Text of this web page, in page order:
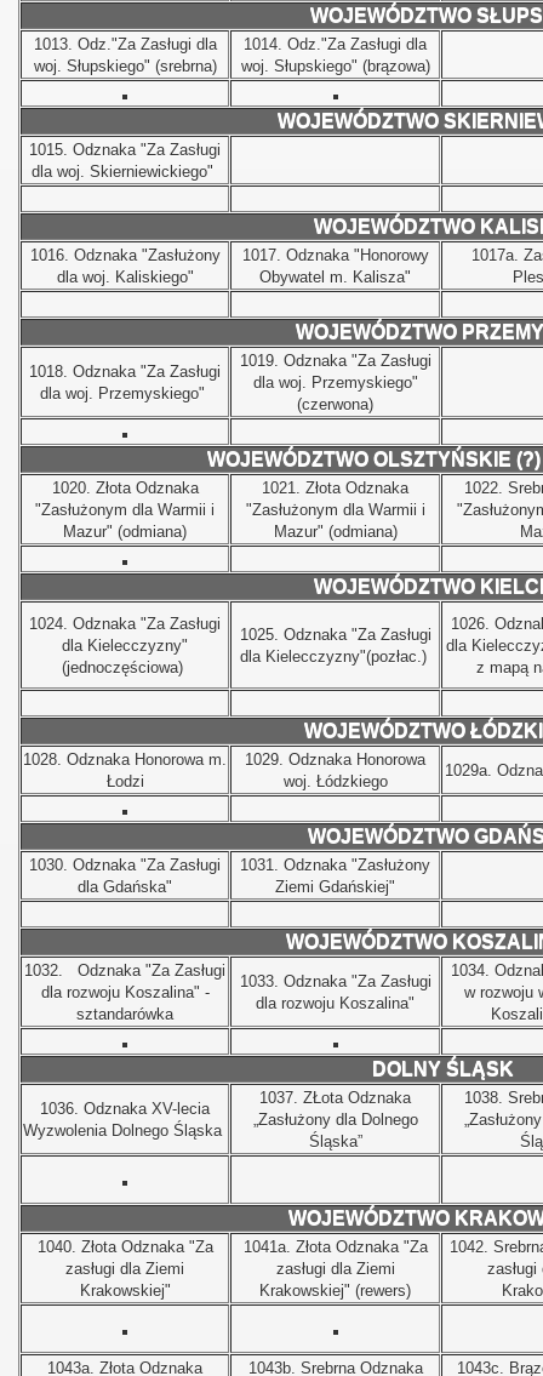
WOJEWÓDZTWO
1013. Odz."Za Zasługi dla
woj. Słupskiego" (srebrna)
1014. Odz."Za Zasługi dla
woj. Słupskiego" (brązowa)
WOJEWÓDZTWO
1015. Odznaka "Za Zasługi
dla woj. Skierniewickiego"
WOJEWÓDZTWO
1016. Odznaka "Zasłużony
dla woj. Kaliskiego"
1017. Odznaka "Honorowy
Obywatel m. Kalisza"
1017a.
WOJEWÓDZTWO
1018. Odznaka "Za Zasługi
dla woj. Przemyskiego"
1019. Odznaka "Za Zasługi
dla woj. Przemyskiego"
(czerwona)
WOJEWÓDZTWO OLSZTYŃSKIE
1020. Złota Odznaka
"Zasłużonym dla Warmii i
Mazur" (odmiana)
1021. Złota Odznaka
"Zasłużonym dla Warmii i
Mazur" (odmiana)
1022.
WOJEWÓDZTWO
1024. Odznaka "Za Zasługi
dla Kielecczyzny"
(jednoczęściowa)
1025. Odznaka "Za Zasługi
dla Kielecczyzny"(pozłac.)
1026.
dla
z mapą
WOJEWÓDZTWO
1028. Odznaka Honorowa m.
Łodzi
1029. Odznaka Honorowa
woj. Łódzkiego
1029a.
WOJEWÓDZTWO
1030. Odznaka "Za Zasługi
dla Gdańska"
1031. Odznaka "Zasłużony
Ziemi Gdańskiej"
WOJEWÓDZTWO
1032.
Odznaka "Za Zasługi
dla rozwoju Koszalina" -
sztandarówka
1033. Odznaka "Za Zasługi
dla rozwoju Koszalina"
1034.
w rozwoju
DOLNY ŚLĄSK
1036. Odznaka XV-lecia
Wyzwolenia Dolnego Śląska
1037. ZŁota Odznaka
„Zasłużony dla Dolnego
Śląska”
1038.
WOJEWÓDZTWO
1040. Złota Odznaka "Za
zasługi dla Ziemi
Krakowskiej"
1041a. Złota Odznaka "Za
zasługi dla Ziemi
Krakowskiej" (rewers)
1042.
1043a. Złota Odznaka
1043b. Srebrna Odznaka
1043c.